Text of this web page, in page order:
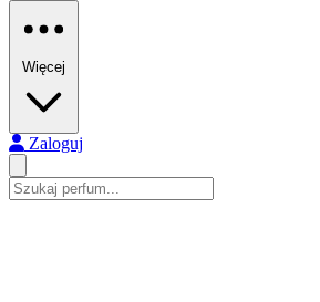
Więcej
Zaloguj